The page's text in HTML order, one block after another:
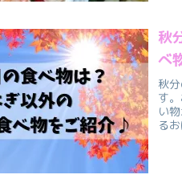
秋
べ
秋
す
い
る